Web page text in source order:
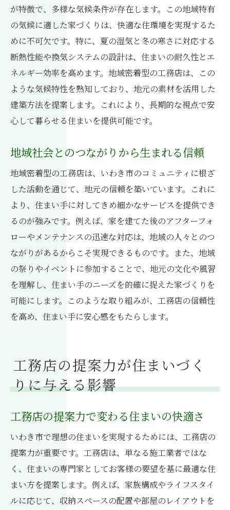
が特徴で、多様な気候条件が存在します。この地域特有
の気候に適した家づくりは、快適な住環境を実現するた
めに不可欠です。特に、夏の湿気と冬の寒さに対応する
断熱性能や換気システムの設計は、住まいの耐久性とエ
ネルギー効率を高めます。地域密着型の工務店は、この
ような気候特性を熟知しており、地元の素材を活用した
建築方法を提案します。これにより、長期的な視点で安
心して暮らせる住まいを提供可能です。
地域社会とのつながりから生まれる信頼
地域密着型の工務店は、いわき市のコミュニティに根ざ
した活動を通じて、地元の信頼を築いています。これに
より、住まい手に対してきめ細かなサービスを提供でき
るのが強みです。例えば、家を建てた後のアフターフォ
ローやメンテナンスの迅速な対応は、地域の人々とのつ
ながりがあるからこそ実現できるものです。また、地域
の祭りやイベントに参加することで、地元の文化や風習
を理解し、住まい手のニーズを的確に捉えた家づくりを
可能にします。このような取り組みが、工務店の信頼性
を高め、住まい手に安心感をもたらします。
工務店の提案力が住まいづく
りに与える影響
工務店の提案力で変わる住まいの快適さ
いわき市で理想の住まいを実現するためには、工務店の
提案力が重要です。工務店は、単なる施工業者ではな
く、住まいの専門家としてお客様の要望を基に最適な住
まい方を提案します。例えば、家族構成やライフスタイ
ルに応じて、収納スペースの配置や部屋のレイアウトを